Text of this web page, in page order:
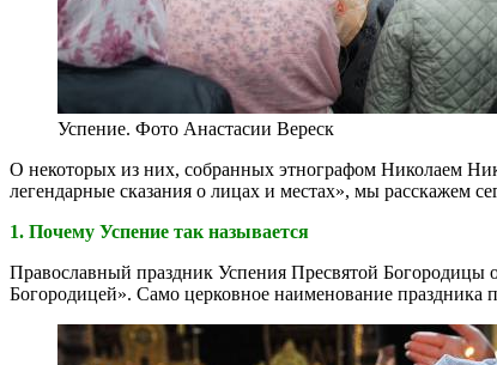
Успение. Фото Анастасии Вереск
О некоторых из них, собранных этнографом Николаем
легендарные сказания о лицах и местах», мы расскажем
1. Почему Успение так называется
Православный праздник Успения Пресвятой Богородицы
Богородицей». Само церковное наименование праздника